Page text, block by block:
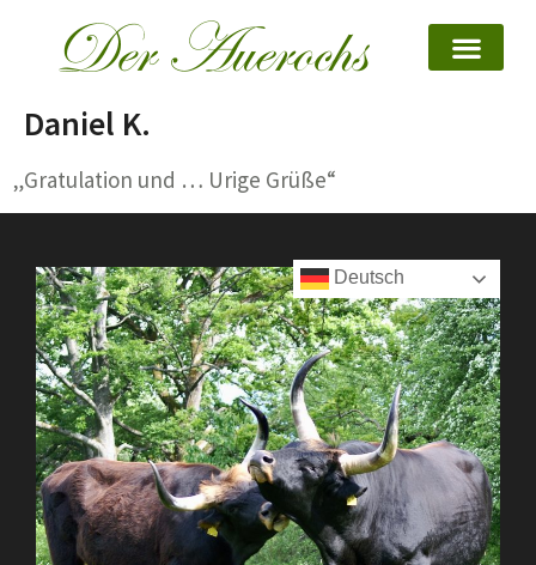
Deutsch
Daniel K.
„Gratulation und … Urige Grüße“